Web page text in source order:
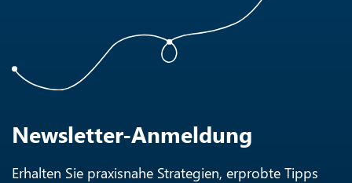
Newsletter-Anmeldung
Erhalten Sie praxisnahe Strategien, erprobte Tipps